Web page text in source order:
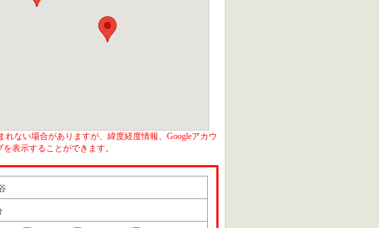
ない場合がありますが、緯度経度情報、Googleアカウ
表示することができます。